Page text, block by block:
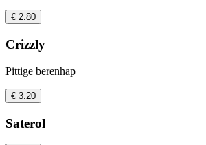
€ 2.80
Crizzly
Pittige berenhap
€ 3.20
Saterol